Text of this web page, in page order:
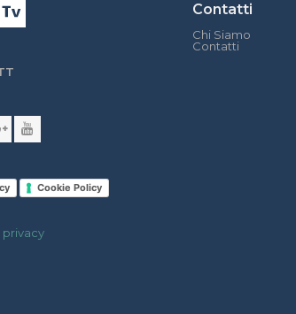
Cookie Policy
Contatti
Chi Siamo
Contatti
privacy